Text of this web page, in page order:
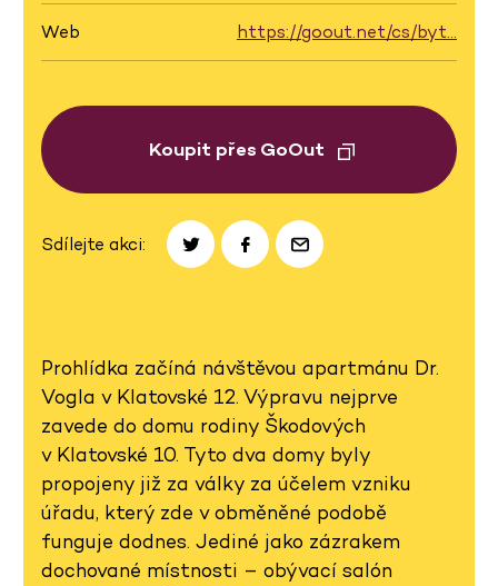
Web https://goout.net/cs/byt…
Koupit přes GoOut
Sdílejte akci:
Prohlídka začíná návštěvou apartmánu Dr.
Vogla v Klatovské 12. Výpravu nejprve
zavede do domu rodiny Škodových
v Klatovské 10. Tyto dva domy byly
propojeny již za války za účelem vzniku
úřadu, který zde v obměněné podobě
funguje dodnes. Jediné jako zázrakem
dochované místnosti – obývací salón